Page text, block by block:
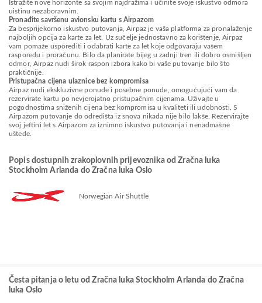
Istražite nove horizonte sa svojim najdražima i učinite svoje iskustvo odmora
uistinu nezaboravnim.
Pronađite savršenu avionsku kartu s Airpazom
Za besprijekorno iskustvo putovanja, Airpaz je vaša platforma za pronalaženje
najboljih opcija za karte za let. Uz sučelje jednostavno za korištenje, Airpaz
vam pomaže usporediti i odabrati karte za let koje odgovaraju vašem
rasporedu i proračunu. Bilo da planirate bijeg u zadnji tren ili dobro osmišljen
odmor, Airpaz nudi širok raspon izbora kako bi vaše putovanje bilo što
praktičnije.
Pristupačna cijena ulaznice bez kompromisa
Airpaz nudi ekskluzivne ponude i posebne ponude, omogućujući vam da
rezervirate kartu po nevjerojatno pristupačnim cijenama. Uživajte u
pogodnostima sniženih cijena bez kompromisa u kvaliteti ili udobnosti. S
Airpazom putovanje do odredišta iz snova nikada nije bilo lakše. Rezervirajte
svoj jeftini let s Airpazom za iznimno iskustvo putovanja i nenadmašne
uštede.
Popis dostupnih zrakoplovnih prijevoznika od Zračna luka
Stockholm Arlanda do Zračna luka Oslo
Norwegian Air Shuttle
Česta pitanja o letu od Zračna luka Stockholm Arlanda do Zračna
luka Oslo